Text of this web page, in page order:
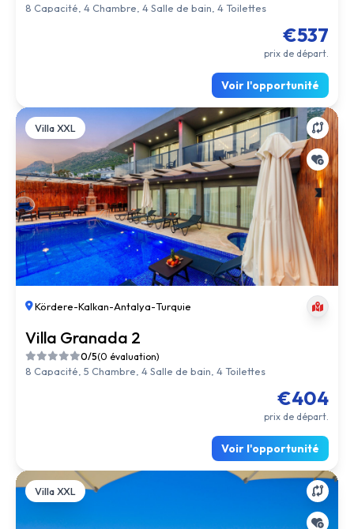
8 Capacité, 4 Chambre, 4 Salle de bain, 4 Toilettes
€537
prix de départ.
Voir l'opportunité
Villa XXL
Kördere-Kalkan-Antalya-Turquie
Villa Granada 2
0/5(0 évaluation)
8 Capacité, 5 Chambre, 4 Salle de bain, 4 Toilettes
€404
prix de départ.
Voir l'opportunité
Villa XXL